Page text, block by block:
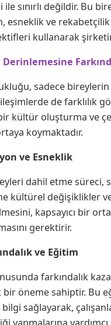
sınırlı değildir. Bu
esneklik ve
kullanarak
sadece
de farklılık
kültür oluşturma ve
koymaktadır.
ve Esneklik
dahil etme süreci,
kültürel değişiklikler
kapsayıcı bir
gerektirir.
ve Eğitim
farkındalık
öneme sahiptir. Bu
sağlayarak,